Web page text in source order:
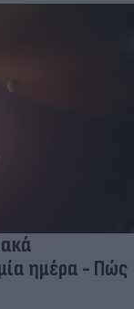
ημέρα - Πώς